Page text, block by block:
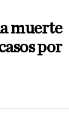
muerte
por